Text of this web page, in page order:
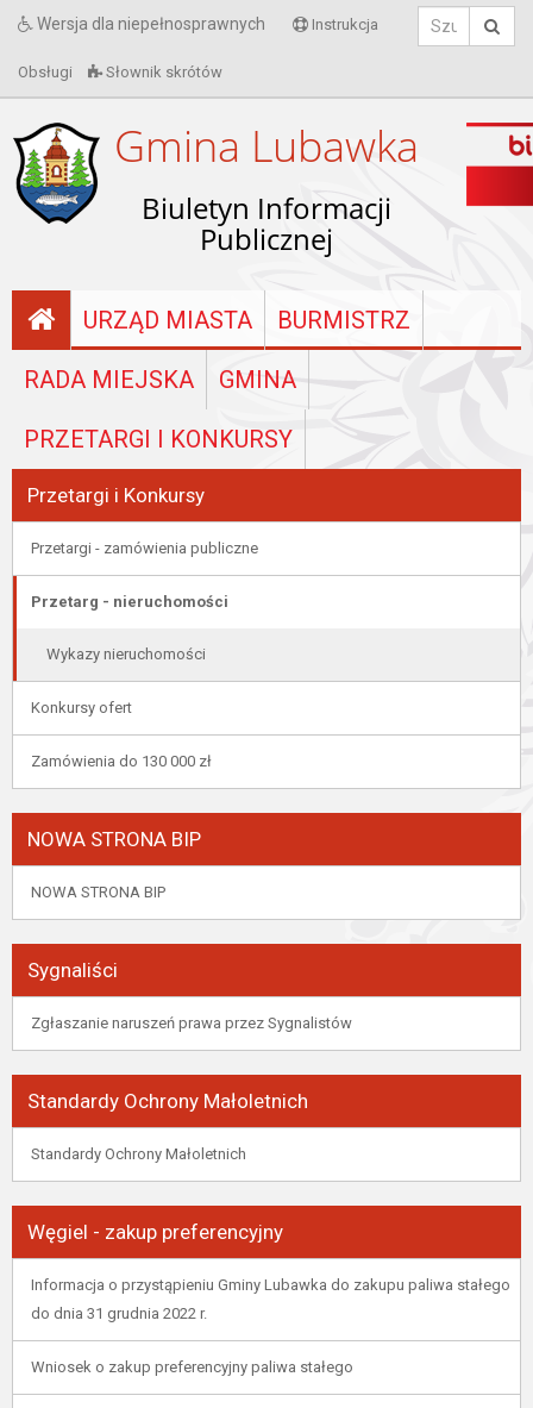
Wersja dla niepełnosprawnych Instrukcja
Obsługi Słownik skrótów
Gmina Lubawka
Biuletyn Informacji
Publicznej
URZĄD MIASTA BURMISTRZ
RADA MIEJSKA GMINA
PRZETARGI I KONKURSY
Przetargi i Konkursy
Przetargi - zamówienia publiczne
Przetarg - nieruchomości
Wykazy nieruchomości
Konkursy ofert
Zamówienia do 130 000 zł
NOWA STRONA BIP
NOWA STRONA BIP
Sygnaliści
Zgłaszanie naruszeń prawa przez Sygnalistów
Standardy Ochrony Małoletnich
Standardy Ochrony Małoletnich
Węgiel - zakup preferencyjny
Informacja o przystąpieniu Gminy Lubawka do zakupu paliwa stałego
do dnia 31 grudnia 2022 r.
Wniosek o zakup preferencyjny paliwa stałego